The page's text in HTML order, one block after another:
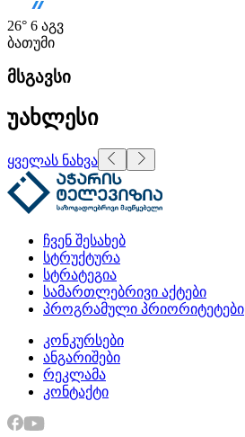
26° 6 აგვ
ბათუმი
მსგავსი
უახლესი
ყველას ნახვა
ჩვენ შესახებ
სტრუქტურა
სტრატეგია
სამართლებრივი აქტები
პროგრამული პრიორიტეტები
კონკურსები
ანგარიშები
რეკლამა
კონტაქტი